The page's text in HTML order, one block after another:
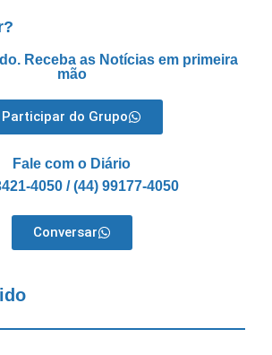
Receba as Notícias em primeira
mão
Participar do Grupo
Fale com o Diário
4050 / (44) 99177-4050
Conversar